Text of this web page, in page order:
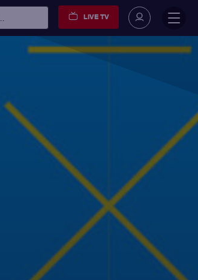
LIVE TV